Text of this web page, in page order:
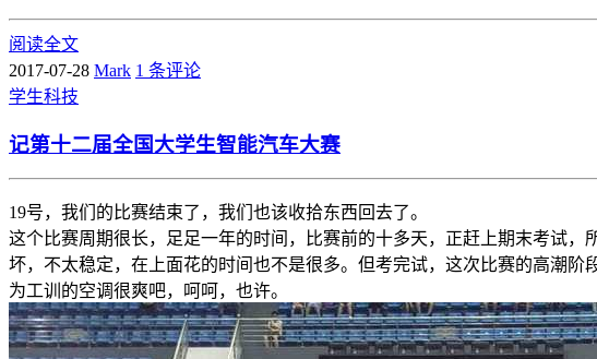
阅读全文
2017-07-28 Mark 1 条评论
学生科技
记第十二届全国大学生智能汽车大赛
19号，我们的比赛结束了，我们也该收拾东西回去了。
这个比赛周期很长，足足一年的时间，比赛前的十多天，正赶上期末考试
坏，不太稳定，在上面花的时间也不是很多。但考完试，这次比赛的高潮
为工训的空调很爽吧，呵呵，也许。